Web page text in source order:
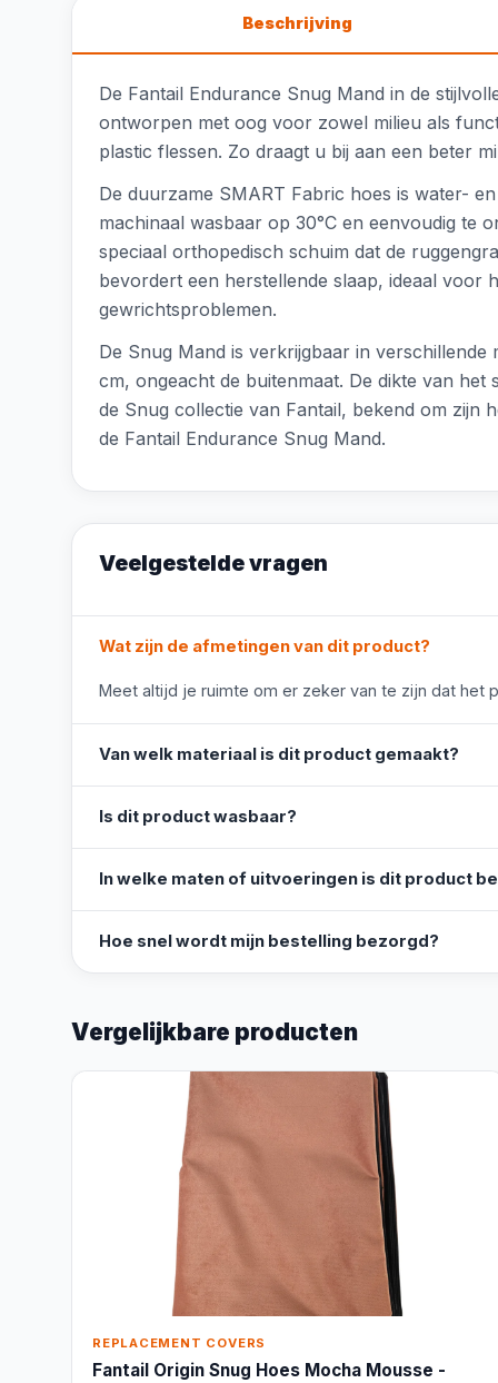
Beschrijving
De Fantail Endurance Snug Mand in de
ontworpen met oog voor zowel milieu als
plastic flessen. Zo draagt u bij aan een beter
De duurzame SMART Fabric hoes is water-
machinaal wasbaar op 30°C en eenvoudig te
speciaal orthopedisch schuim dat de
bevordert een herstellende slaap, ideaal voor
gewrichtsproblemen.
De Snug Mand is verkrijgbaar in
cm, ongeacht de buitenmaat. De dikte van
de Snug collectie van Fantail, bekend om zijn
de Fantail Endurance Snug Mand.
Veelgestelde vragen
Wat zijn de afmetingen van dit product?
Meet altijd je ruimte om er zeker van te zijn dat het
Van welk materiaal is dit product gemaakt?
Is dit product wasbaar?
In welke maten of uitvoeringen is dit product
Hoe snel wordt mijn bestelling bezorgd?
Vergelijkbare producten
REPLACEMENT COVERS
Fantail Origin Snug Hoes Mocha Mousse -